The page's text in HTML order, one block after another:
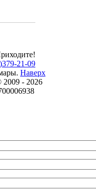
)379-21-09
. Наверх
- 2026